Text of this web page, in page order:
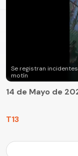
Se registran
motín
T13
14 de Mayo de